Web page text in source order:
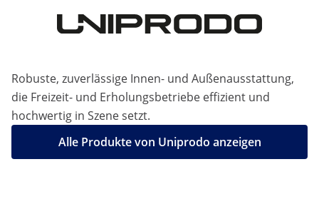
Robuste, zuverlässige Innen- und Außenausstattung,
die Freizeit- und Erholungsbetriebe effizient und
hochwertig in Szene setzt.
Alle Produkte von Uniprodo anzeigen